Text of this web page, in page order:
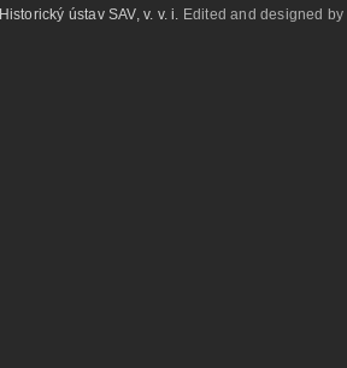
Historický ústav SAV, v. v. i. Edited and designed by